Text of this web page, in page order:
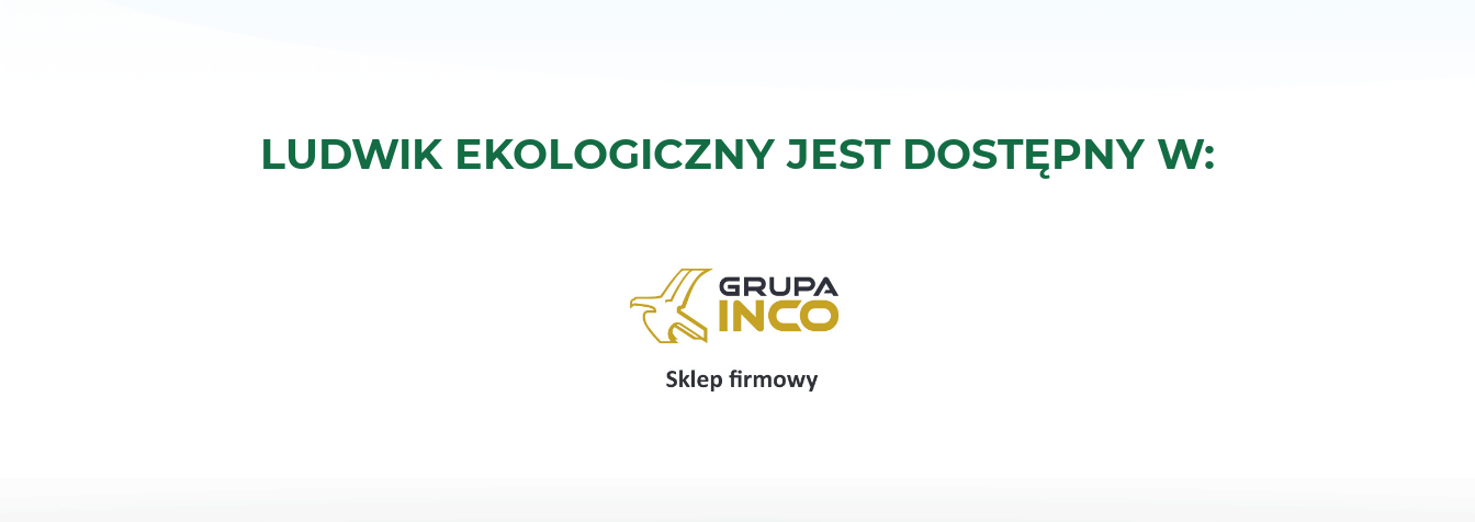
LUDWIK EKOLOGICZNY JEST DOSTĘPNY W: